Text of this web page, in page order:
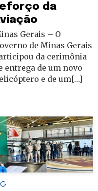
da
Gerais – O
de Minas Gerais
da cerimônia
entrega de um novo
e de um[…]